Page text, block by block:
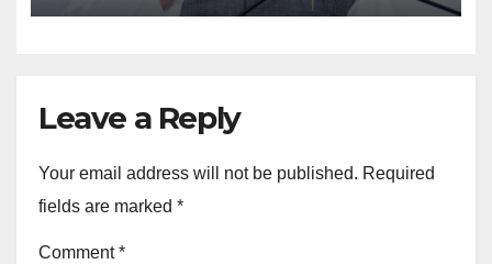
Leave a Reply
Your email address will not be published. Required
fields are marked *
Comment*